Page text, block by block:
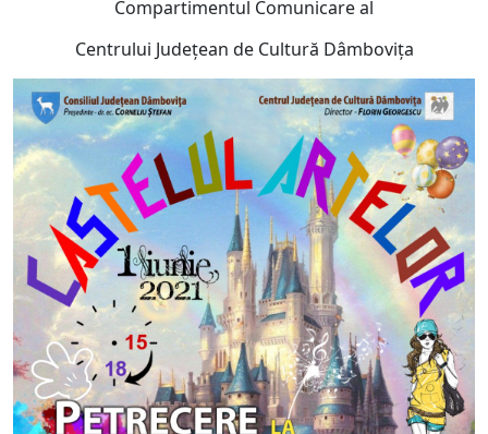
Compartimentul Comunicare al
Centrului Judeţean de Cultură Dâmboviţa